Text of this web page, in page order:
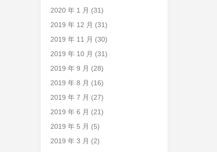
2020 年 1 月 (31)
2019 年 12 月 (31)
2019 年 11 月 (30)
2019 年 10 月 (31)
2019 年 9 月 (28)
2019 年 8 月 (16)
2019 年 7 月 (27)
2019 年 6 月 (21)
2019 年 5 月 (5)
2019 年 3 月 (2)